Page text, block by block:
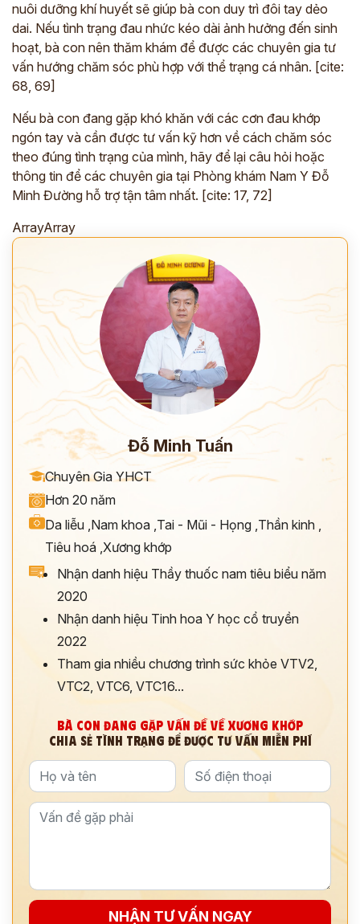
nuôi dưỡng khí huyết sẽ giúp bà con duy trì đôi tay dẻo
dai. Nếu tình trạng đau nhức kéo dài ảnh hưởng đến sinh
hoạt, bà con nên thăm khám để được các chuyên gia tư
vấn hướng chăm sóc phù hợp với thể trạng cá nhân. [cite:
68, 69]
Nếu bà con đang gặp khó khăn với các cơn đau khớp
ngón tay và cần được tư vấn kỹ hơn về cách chăm sóc
theo đúng tình trạng của mình, hãy để lại câu hỏi hoặc
thông tin để các chuyên gia tại Phòng khám Nam Y Đỗ
Minh Đường hỗ trợ tận tâm nhất. [cite: 17, 72]
ArrayArray
Đỗ Minh Tuấn
Chuyên Gia YHCT
Hơn 20 năm
Da liễu ,Nam khoa ,Tai - Mũi - Họng ,Thần kinh ,
Tiêu hoá ,Xương khớp
Nhận danh hiệu Thầy thuốc nam tiêu biểu năm
2020
Nhận danh hiệu Tinh hoa Y học cổ truyền
2022
Tham gia nhiều chương trình sức khỏe VTV2,
VTC2, VTC6, VTC16...
BÀ CON ĐANG GẶP VẤN ĐỀ VỀ XƯƠNG KHỚP
CHIA SẺ TÌNH TRẠNG ĐỂ ĐƯỢC TƯ VẤN MIỄN PHÍ
NHẬN TƯ VẤN NGAY
ĐĂNG KÝ TƯ VẤN
THĂM KHÁM